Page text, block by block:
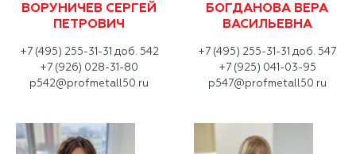
ВОРУНИЧЕВ СЕРГЕЙ
ПЕТРОВИЧ
+7 (495) 255-31-31 доб. 542
+7 (926) 028-31-80
p542@profmetall50.ru
БОГДАНОВА ВЕРА
ВАСИЛЬЕВНА
+7 (495) 255-31-31 доб. 547
+7 (925) 041-03-95
p547@profmetall50.ru